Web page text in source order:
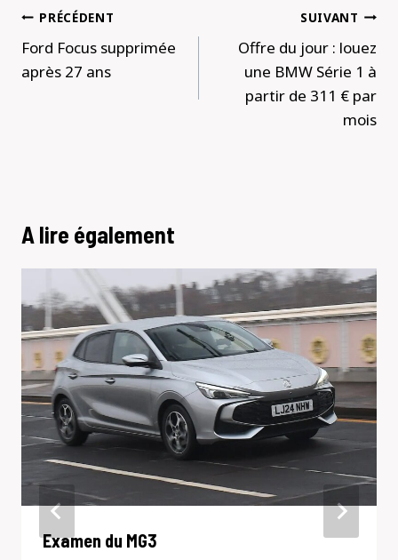
Navigation
de
l’article
PRÉCÉDENT
Ford Focus supprimée
après 27 ans
SUIVANT
Offre du jour : louez
une BMW Série 1 à
partir de 311 € par
mois
A lire également
Examen du MG3